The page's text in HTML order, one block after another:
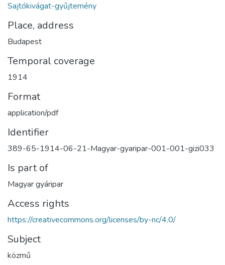
Sajtókivágat-gyűjtemény
Place, address
Budapest
Temporal coverage
1914
Format
application/pdf
Identifier
389-65-1914-06-21-Magyar-gyaripar-001-001-gizi033
Is part of
Magyar gyáripar
Access rights
https://creativecommons.org/licenses/by-nc/4.0/
Subject
közmű